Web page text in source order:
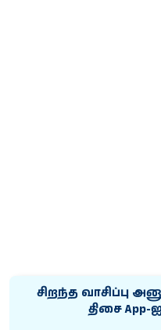
சிறந்த வாசிப்பு
திசை App-